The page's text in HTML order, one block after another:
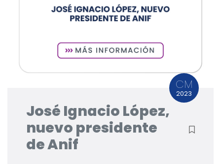
CM
2023
José Ignacio López,
nuevo presidente
de Anif